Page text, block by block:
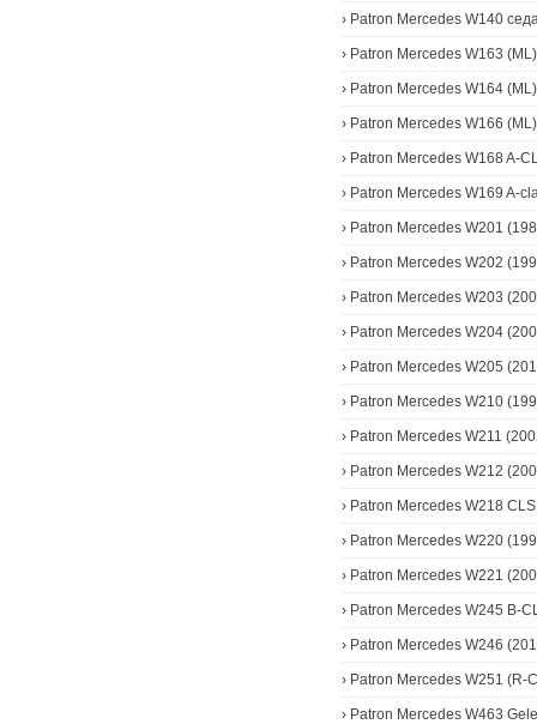
› Patron Mercedes W140
› Patron Mercedes W163
› Patron Mercedes W164
› Patron Mercedes W166
› Patron Mercedes W168 A-
› Patron Mercedes W169 A-
› Patron Mercedes W201
› Patron Mercedes W202
› Patron Mercedes W203
› Patron Mercedes W204
› Patron Mercedes W205
› Patron Mercedes W210
› Patron Mercedes W211
› Patron Mercedes W212
› Patron Mercedes W218
› Patron Mercedes W220
› Patron Mercedes W221
› Patron Mercedes W245 B-
› Patron Mercedes W246
› Patron Mercedes W251 (R-
› Patron Mercedes W463